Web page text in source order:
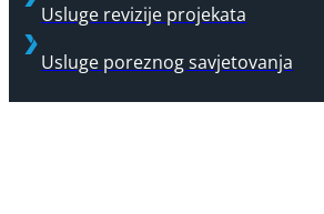
Usluge revizije projekata
Usluge poreznog savjetovanja